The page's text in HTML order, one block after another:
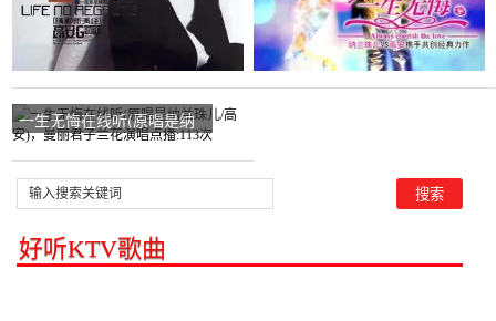
一生无悔在线听(原唱是纳
兰珠儿/高安)，曼丽君子兰
花演唱点播:113次
好听KTV歌曲